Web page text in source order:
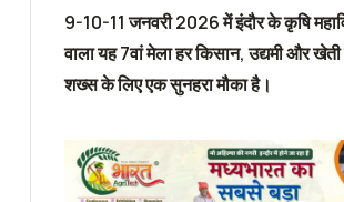
9-10-11 जनवरी 2026 में इंदौर के कृषि
वाला यह 7वां मेला हर किसान, उद्यमी और
शख्स के लिए एक सुनहरा मौका है।